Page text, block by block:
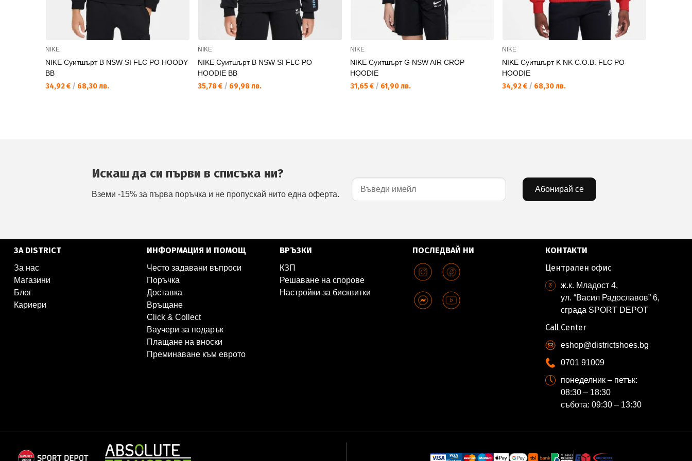
NIKE
NIKE Суитшърт B NSW SI FLC PO HOODY
BB
34,92 € / 68,30 лв.
NIKE
NIKE Суитшърт B NSW SI FLC PO
HOODIE BB
35,78 € / 69,98 лв.
NIKE
NIKE Суитшърт G NSW AIR CROP
HOODIE
31,65 € / 61,90 лв.
NIKE
NIKE Суитшърт K NK C.O.B. FLC PO
HOODIE
34,92 € / 68,30 лв.
Искаш да си първи в списъка ни?
Вземи -15% за първа поръчка и не пропускай нито една оферта.
Абонирай се
ЗА DISTRICT
За нас
Магазини
Блог
Кариери
ИНФОРМАЦИЯ И ПОМОЩ
Често задавани въпроси
Поръчка
Доставка
Връщане
Click & Collect
Ваучери за подарък
Плащане на вноски
Преминаване към еврото
ВРЪЗКИ
КЗП
Решаване на спорове
Настройки за бисквитки
ПОСЛЕДВАЙ НИ
КОНТАКТИ
Централен офис
ж.к. Младост 4,
ул. “Васил Радославов” 6,
сграда SPORT DEPOT
Call Center
eshop@districtshoes.bg
0701 91009
понеделник – петък:
08:30 – 18:30
събота: 09:30 – 13:30